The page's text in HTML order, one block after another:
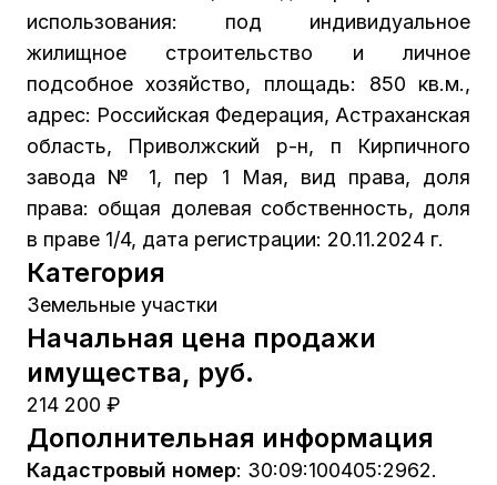
использования: под индивидуальное
жилищное строительство и личное
подсобное хозяйство, площадь: 850 кв.м.,
адрес: Российская Федерация, Астраханская
область, Приволжский р-н, п Кирпичного
завода № 1, пер 1 Мая, вид права, доля
права: общая долевая собственность, доля
в праве 1/4, дата регистрации: 20.11.2024 г.
Категория
Земельные участки
Начальная цена продажи
имущества, руб.
214 200 ₽
Дополнительная информация
Кадастровый номер: 30:09:100405:2962.